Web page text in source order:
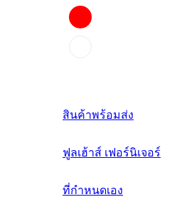
ภาษาไทย
日语
italiano
สินค้าพร้อมส่ง
ฟูลเฮ้าส์ เฟอร์นิเจอร์
ที่กำหนดเอง